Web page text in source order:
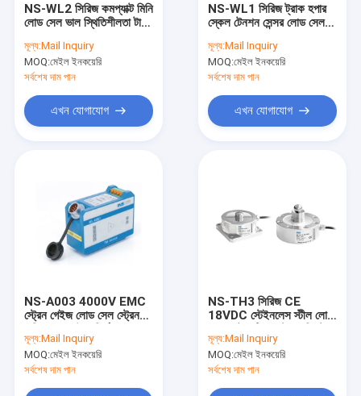
NS-WL2 সিরিজ কমপ্যাক্ট মিনি
লোড সেল ভাল স্থিতিশীলতা টান
মূল্য:Mail Inquiry
MOQ:মেইল ইনকয়েরি
সর্বশেষ দাম পান
এখন যোগাযোগ
NS-WL1 সিরিজ ট্রাক হপার
স্কেল টেনশন সেন্সর লোড সেল
মূল্য:Mail Inquiry
MOQ:মেইল ইনকয়েরি
সর্বশেষ দাম পান
এখন যোগাযোগ
NS-A003 4000V EMC
স্ট্রেন গেইজ লোড সেল স্ট্রেন
মূল্য:Mail Inquiry
MOQ:মেইল ইনকয়েরি
সর্বশেষ দাম পান
NS-TH3 সিরিজ CE
18VDC স্টেইনলেস স্টীল লোড
যান্ত্রিক
মূল্য:Mail Inquiry
MOQ:মেইল ইনকয়েরি
সর্বশেষ দাম পান